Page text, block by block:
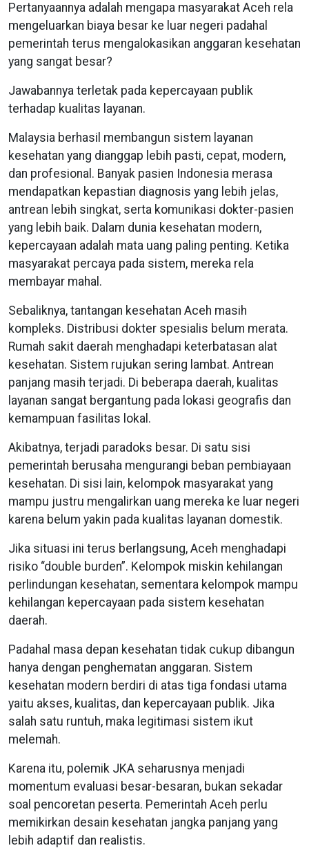
Pertanyaannya adalah mengapa masyarakat Aceh rela
mengeluarkan biaya besar ke luar negeri padahal
pemerintah terus mengalokasikan anggaran kesehatan
yang sangat besar?
Jawabannya terletak pada kepercayaan publik
terhadap kualitas layanan.
Malaysia berhasil membangun sistem layanan
kesehatan yang dianggap lebih pasti, cepat, modern,
dan profesional. Banyak pasien Indonesia merasa
mendapatkan kepastian diagnosis yang lebih jelas,
antrean lebih singkat, serta komunikasi dokter-pasien
yang lebih baik. Dalam dunia kesehatan modern,
kepercayaan adalah mata uang paling penting. Ketika
masyarakat percaya pada sistem, mereka rela
membayar mahal.
Sebaliknya, tantangan kesehatan Aceh masih
kompleks. Distribusi dokter spesialis belum merata.
Rumah sakit daerah menghadapi keterbatasan alat
kesehatan. Sistem rujukan sering lambat. Antrean
panjang masih terjadi. Di beberapa daerah, kualitas
layanan sangat bergantung pada lokasi geografis dan
kemampuan fasilitas lokal.
Akibatnya, terjadi paradoks besar. Di satu sisi
pemerintah berusaha mengurangi beban pembiayaan
kesehatan. Di sisi lain, kelompok masyarakat yang
mampu justru mengalirkan uang mereka ke luar negeri
karena belum yakin pada kualitas layanan domestik.
Jika situasi ini terus berlangsung, Aceh menghadapi
risiko “double burden”. Kelompok miskin kehilangan
perlindungan kesehatan, sementara kelompok mampu
kehilangan kepercayaan pada sistem kesehatan
daerah.
Padahal masa depan kesehatan tidak cukup dibangun
hanya dengan penghematan anggaran. Sistem
kesehatan modern berdiri di atas tiga fondasi utama
yaitu akses, kualitas, dan kepercayaan publik. Jika
salah satu runtuh, maka legitimasi sistem ikut
melemah.
Karena itu, polemik JKA seharusnya menjadi
momentum evaluasi besar-besaran, bukan sekadar
soal pencoretan peserta. Pemerintah Aceh perlu
memikirkan desain kesehatan jangka panjang yang
lebih adaptif dan realistis.